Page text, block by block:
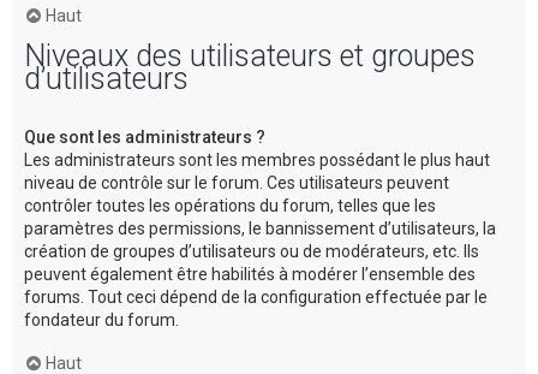
Haut
Niveaux des utilisateurs et groupes
d’utilisateurs
Que sont les administrateurs ?
Les administrateurs sont les membres possédant le plus haut
niveau de contrôle sur le forum. Ces utilisateurs peuvent
contrôler toutes les opérations du forum, telles que les
paramètres des permissions, le bannissement d’utilisateurs, la
création de groupes d’utilisateurs ou de modérateurs, etc. Ils
peuvent également être habilités à modérer l’ensemble des
forums. Tout ceci dépend de la configuration effectuée par le
fondateur du forum.
Haut